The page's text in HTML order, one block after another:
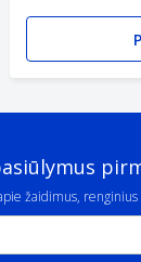
žaidimus,